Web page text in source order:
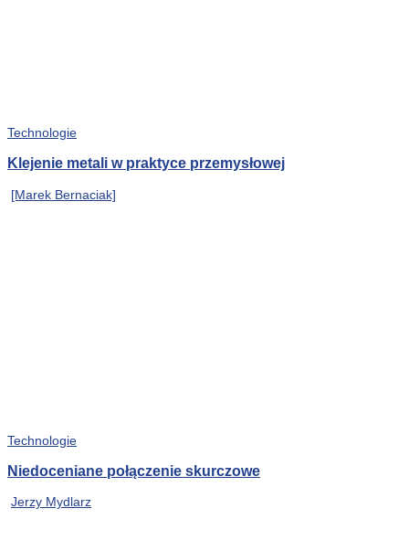
Technologie
Klejenie metali w praktyce przemysłowej
[Marek Bernaciak]
Technologie
Niedoceniane połączenie skurczowe
Jerzy Mydlarz